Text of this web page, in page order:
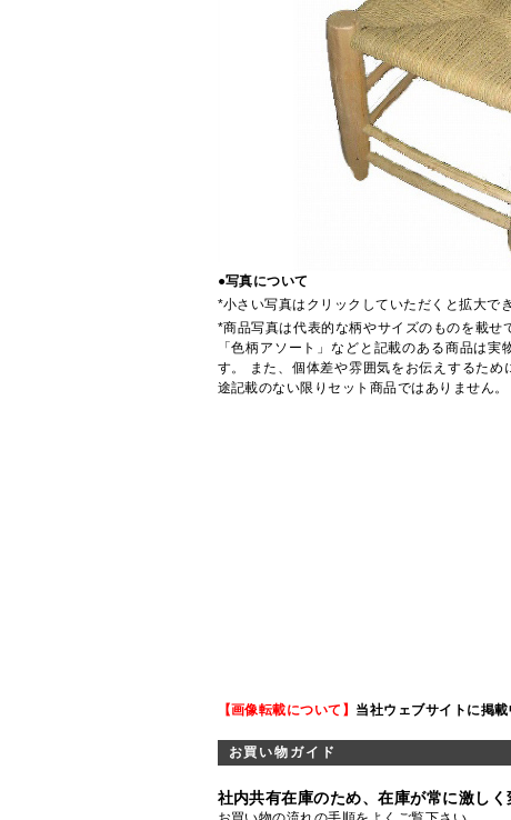
●写真について
*小さい写真はクリックしていただくと拡大でき
*商品写真は代表的な柄やサイズのものを載
「色柄アソート」などと記載のある商品は
す。 また、個体差や雰囲気をお伝えするため
途記載のない限りセット商品ではありません。
【画像転載について】 当社ウェブサイトに掲
お買い物ガイド
社内共有在庫のため、在庫が常に激し